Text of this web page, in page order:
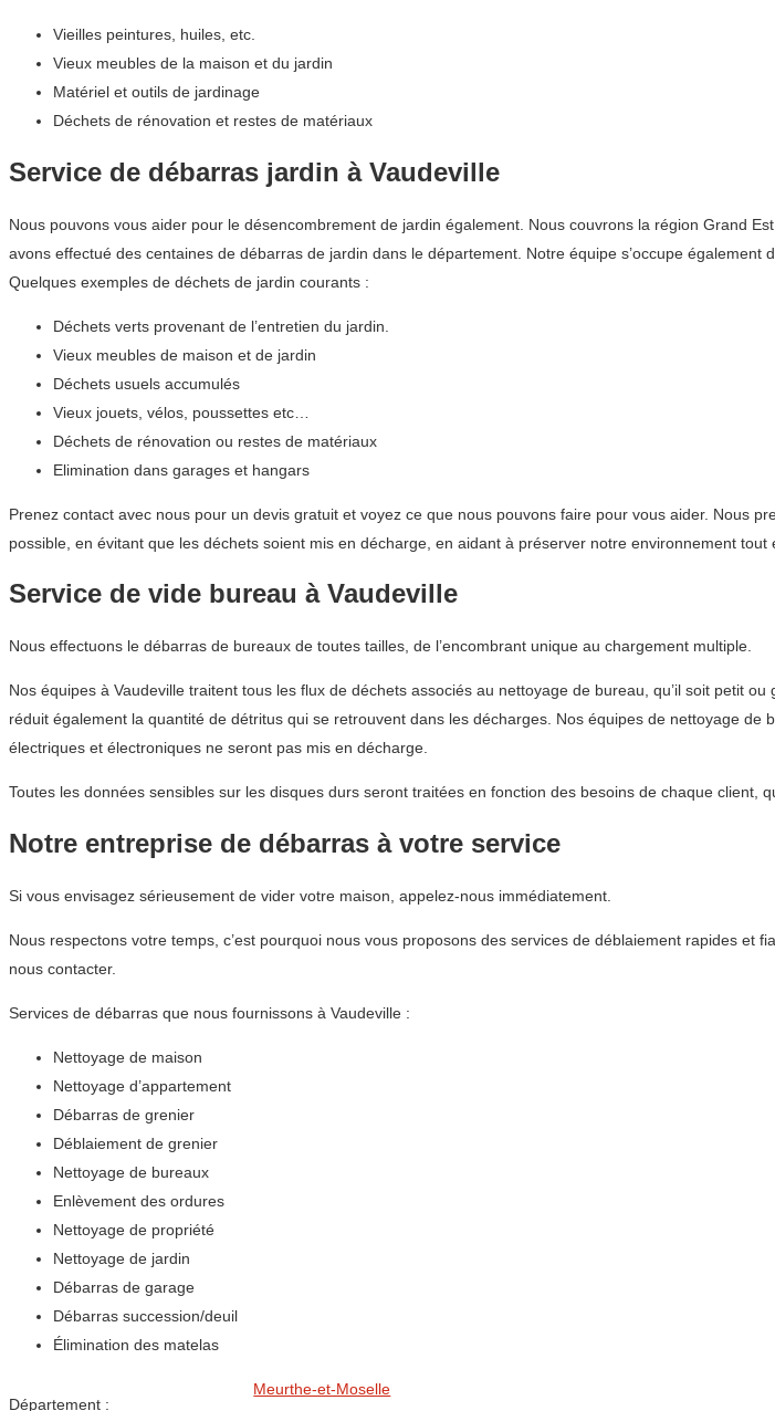
Vieilles peintures, huiles, etc.
Vieux meubles de la maison et du jardin
Matériel et outils de jardinage
Déchets de rénovation et restes de matériaux
Service de débarras jardin à Vaudeville
Nous pouvons vous aider pour le désencombrement de jardin également. Nous couvrons la région Grand
avons effectué des centaines de débarras de jardin dans le département. Notre équipe s’occupe également
Quelques exemples de déchets de jardin courants :
Déchets verts provenant de l’entretien du jardin.
Vieux meubles de maison et de jardin
Déchets usuels accumulés
Vieux jouets, vélos, poussettes etc…
Déchets de rénovation ou restes de matériaux
Elimination dans garages et hangars
Prenez contact avec nous pour un devis gratuit et voyez ce que nous pouvons faire pour vous aider. Nous
possible, en évitant que les déchets soient mis en décharge, en aidant à préserver notre environnement tout
Service de vide bureau à Vaudeville
Nous effectuons le débarras de bureaux de toutes tailles, de l’encombrant unique au chargement multiple.
Nos équipes à Vaudeville traitent tous les flux de déchets associés au nettoyage de bureau, qu’il soit petit
réduit également la quantité de détritus qui se retrouvent dans les décharges. Nos équipes de nettoyage
électriques et électroniques ne seront pas mis en décharge.
Toutes les données sensibles sur les disques durs seront traitées en fonction des besoins de chaque client,
Notre entreprise de débarras à votre service
Si vous envisagez sérieusement de vider votre maison, appelez-nous immédiatement.
Nous respectons votre temps, c’est pourquoi nous vous proposons des services de déblaiement rapides
nous contacter.
Services de débarras que nous fournissons à Vaudeville :
Nettoyage de maison
Nettoyage d’appartement
Débarras de grenier
Déblaiement de grenier
Nettoyage de bureaux
Enlèvement des ordures
Nettoyage de propriété
Nettoyage de jardin
Débarras de garage
Débarras succession/deuil
Élimination des matelas
Département :
Meurthe-et-Moselle